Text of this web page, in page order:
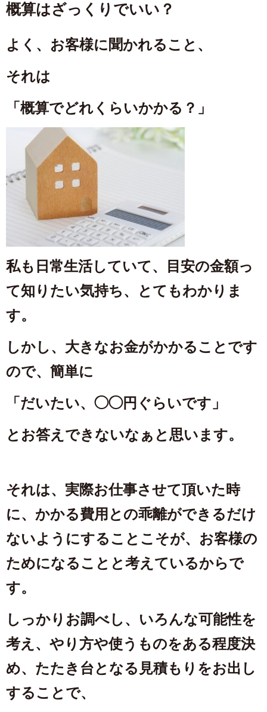
概算はざっくりでいい？
よく、お客様に聞かれること、
それは
「概算でどれくらいかかる？」
私も日常生活していて、目安の金額っ
て知りたい気持ち、
とてもわかりま
す。
しかし、大きなお金がかかることです
ので、簡単に
「だいたい、◯◯円ぐらいです」
とお答えできないなぁと思います。
それは、実際お仕事させて頂いた時
に、かかる費用との乖離ができるだけ
ないようにすることこそが、お客様の
ためになることと考えているからで
す。
しっかりお調べし、いろんな可能性を
考え、やり方や使うものをある程度決
め、たたき台となる見積もりをお出し
することで、